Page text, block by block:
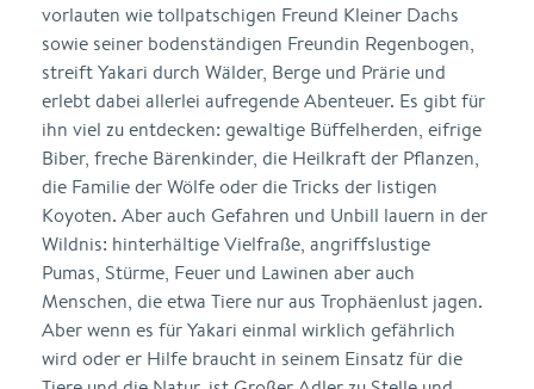
vorlauten wie tollpatschigen Freund Kleiner Dachs
sowie seiner bodenständigen Freundin Regenbogen,
streift Yakari durch Wälder, Berge und Prärie und
erlebt dabei allerlei aufregende Abenteuer. Es gibt für
ihn viel zu entdecken: gewaltige Büffelherden, eifrige
Biber, freche Bärenkinder, die Heilkraft der Pflanzen,
die Familie der Wölfe oder die Tricks der listigen
Koyoten. Aber auch Gefahren und Unbill lauern in der
Wildnis: hinterhältige Vielfraße, angriffslustige
Pumas, Stürme, Feuer und Lawinen aber auch
Menschen, die etwa Tiere nur aus Trophäenlust jagen.
Aber wenn es für Yakari einmal wirklich gefährlich
wird oder er Hilfe braucht in seinem Einsatz für die